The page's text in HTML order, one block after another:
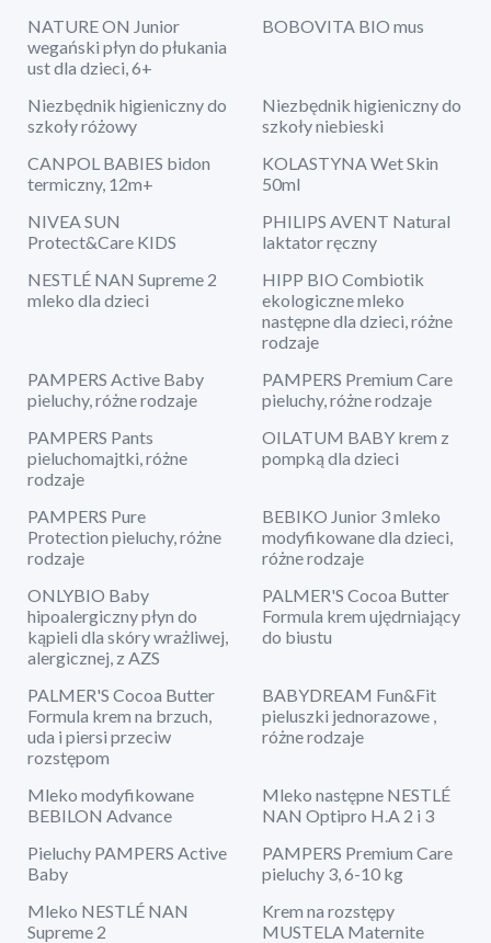
NATURE ON Junior
wegański płyn do płukania
ust dla dzieci, 6+
BOBOVITA BIO mus
Niezbędnik higieniczny do
szkoły różowy
Niezbędnik higieniczny do
szkoły niebieski
CANPOL BABIES bidon
termiczny, 12m+
KOLASTYNA Wet Skin
50ml
NIVEA SUN
Protect&Care KIDS
PHILIPS AVENT Natural
laktator ręczny
NESTLÉ NAN Supreme 2
mleko dla dzieci
HIPP BIO Combiotik
ekologiczne mleko
następne dla dzieci, różne
rodzaje
PAMPERS Active Baby
pieluchy, różne rodzaje
PAMPERS Premium Care
pieluchy, różne rodzaje
PAMPERS Pants
pieluchomajtki, różne
rodzaje
OILATUM BABY krem z
pompką dla dzieci
PAMPERS Pure
Protection pieluchy, różne
rodzaje
BEBIKO Junior 3 mleko
modyfikowane dla dzieci,
różne rodzaje
ONLYBIO Baby
hipoalergiczny płyn do
kąpieli dla skóry wrażliwej,
alergicznej, z AZS
PALMER'S Cocoa Butter
Formula krem ujędrniający
do biustu
PALMER'S Cocoa Butter
Formula krem na brzuch,
uda i piersi przeciw
rozstępom
BABYDREAM Fun&Fit
pieluszki jednorazowe ,
różne rodzaje
Mleko modyfikowane
BEBILON Advance
Mleko następne NESTLÉ
NAN Optipro H.A 2 i 3
Pieluchy PAMPERS Active
Baby
PAMPERS Premium Care
pieluchy 3, 6-10 kg
Mleko NESTLÉ NAN
Supreme 2
Krem na rozstępy
MUSTELA Maternite